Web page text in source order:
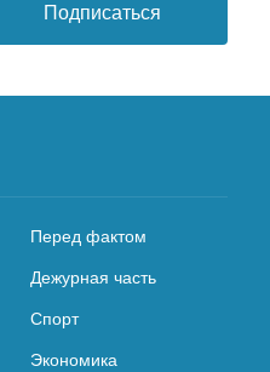
Подписаться
Перед фактом
Дежурная часть
Спорт
Экономика